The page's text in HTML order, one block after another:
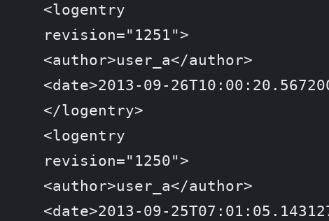
<logentry
revision="1251">
<author>user_a</author>
<date>2013-09-
</logentry>
<logentry
revision="1250">
<author>user_a</author>
<date>2013-09-